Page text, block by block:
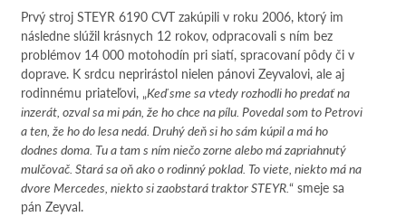
Prvý stroj STEYR 6190 CVT zakúpili v roku 2006, ktorý im
následne slúžil krásnych 12 rokov, odpracovali s ním bez
problémov 14 000 motohodín pri siatí, spracovaní pôdy či v
doprave. K srdcu neprirástol nielen pánovi Zeyvalovi, ale aj
rodinnému priateľovi, „Keď sme sa vtedy rozhodli ho predať na
inzerát, ozval sa mi pán, že ho chce na pílu. Povedal som to Petrovi
a ten, že ho do lesa nedá. Druhý deň si ho sám kúpil a má ho
dodnes doma. Tu a tam s ním niečo zorne alebo má zapriahnutý
mulčovač. Stará sa oň ako o rodinný poklad. To viete, niekto má na
dvore Mercedes, niekto si zaobstará traktor STEYR.“ smeje sa
pán Zeyval.